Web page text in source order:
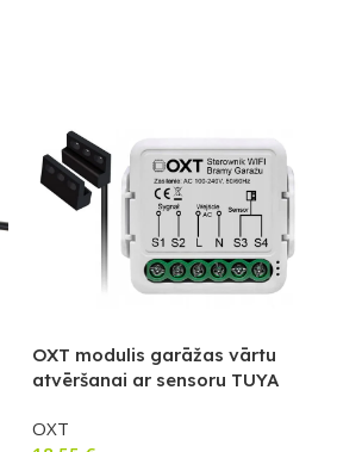
OXT modulis garāžas vārtu
atvēršanai ar sensoru TUYA
OXT